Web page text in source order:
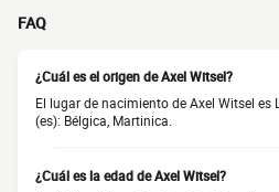
FAQ
¿Cuál es el origen de Axel Witsel?
El lugar de nacimiento de Axel Witsel
(es): Bélgica, Martinica.
¿Cuál es la edad de Axel Witsel?